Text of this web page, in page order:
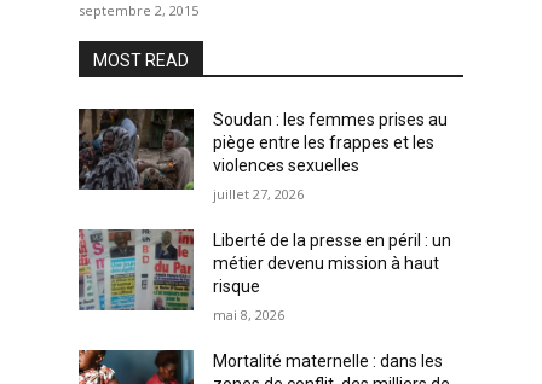
septembre 2, 2015
MOST READ
Soudan : les femmes prises au
piège entre les frappes et les
violences sexuelles
juillet 27, 2026
Liberté de la presse en péril : un
métier devenu mission à haut
risque
mai 8, 2026
Mortalité maternelle : dans les